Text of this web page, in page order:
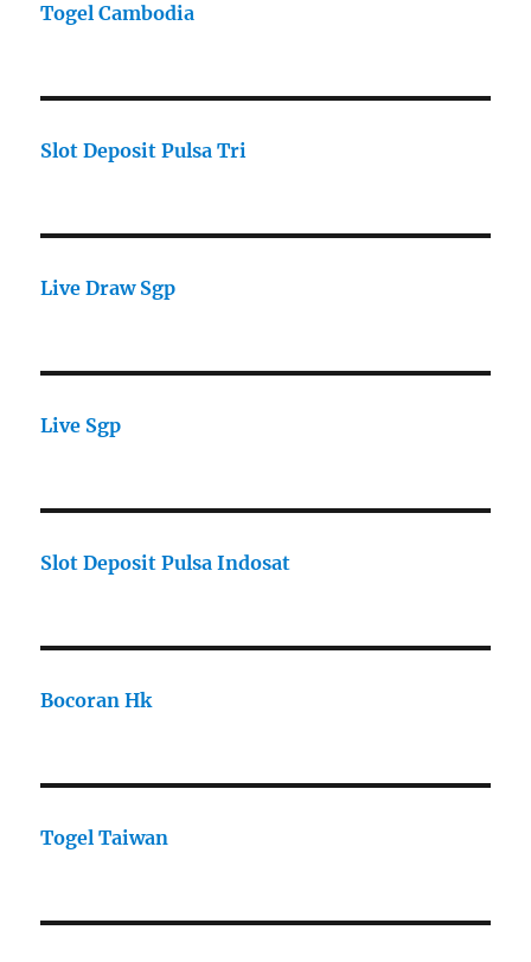
Togel Cambodia
Slot Deposit Pulsa Tri
Live Draw Sgp
Live Sgp
Slot Deposit Pulsa Indosat
Bocoran Hk
Togel Taiwan